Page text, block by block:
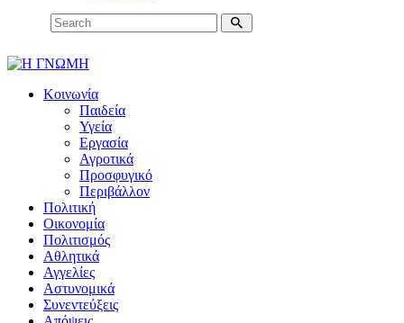
Κοινωνία
Παιδεία
Υγεία
Εργασία
Αγροτικά
Προσφυγικό
Περιβάλλον
Πολιτική
Οικονομία
Πολιτισμός
Αθλητικά
Αγγελίες
Αστυνομικά
Συνεντεύξεις